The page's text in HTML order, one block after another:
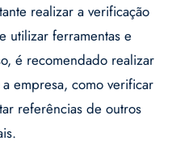
realizar a verificação
utilizar ferramentas e
é recomendado realizar
empresa, como verificar
referências de outros